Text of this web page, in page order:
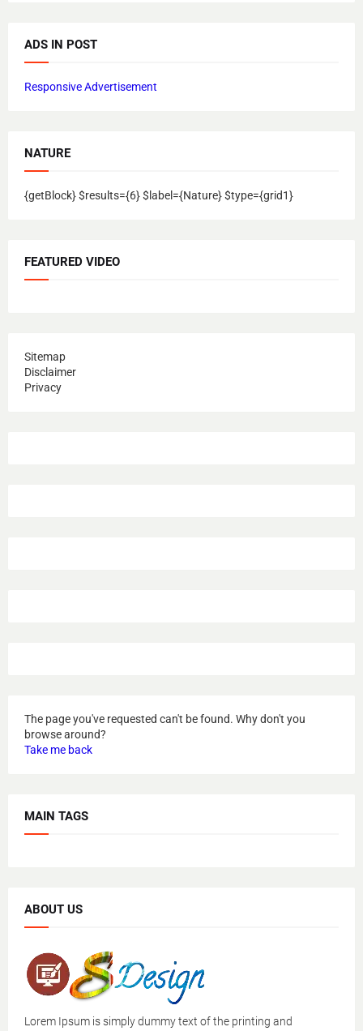
ADS IN POST
Responsive Advertisement
NATURE
{getBlock} $results={6} $label={Nature} $type={grid1}
FEATURED VIDEO
Sitemap
Disclaimer
Privacy
The page you've requested can't be found. Why don't you
browse around?
Take me back
MAIN TAGS
ABOUT US
Lorem Ipsum is simply dummy text of the printing and